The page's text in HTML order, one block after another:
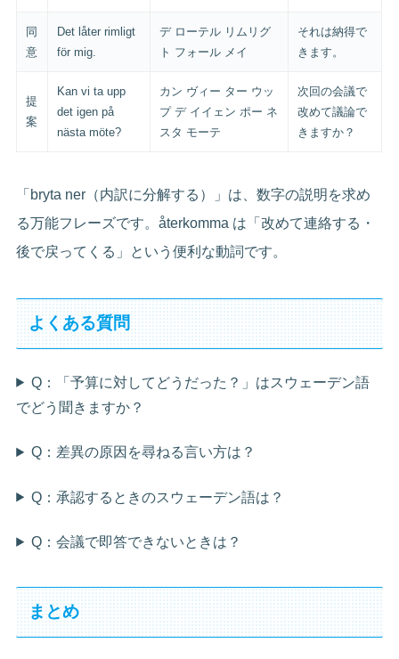
同
意
Det låter rimligt
för mig.
デ ローテル リムリグ
ト フォール メイ
それは納得で
きます。
提
案
Kan vi ta upp
det igen på
nästa möte?
カン ヴィー ター ウッ
プ デ イイェン ポー ネ
スタ モーテ
次回の会議で
改めて議論で
きますか？
「bryta ner（内訳に分解する）」は、数字の説明を求め
る万能フレーズです。återkomma は「改めて連絡する・
後で戻ってくる」という便利な動詞です。
よくある質問
Q：「予算に対してどうだった？」はスウェーデン語
でどう聞きますか？
Q：差異の原因を尋ねる言い方は？
Q：承認するときのスウェーデン語は？
Q：会議で即答できないときは？
まとめ